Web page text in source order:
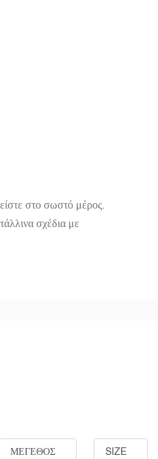
στο σωστό μέρος.
σχέδια με
ΜΕΓΕΘΟΣ SIZE